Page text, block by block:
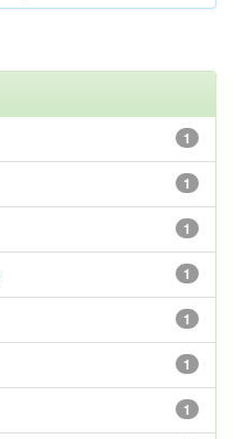
1
1
1
1
1
1
1